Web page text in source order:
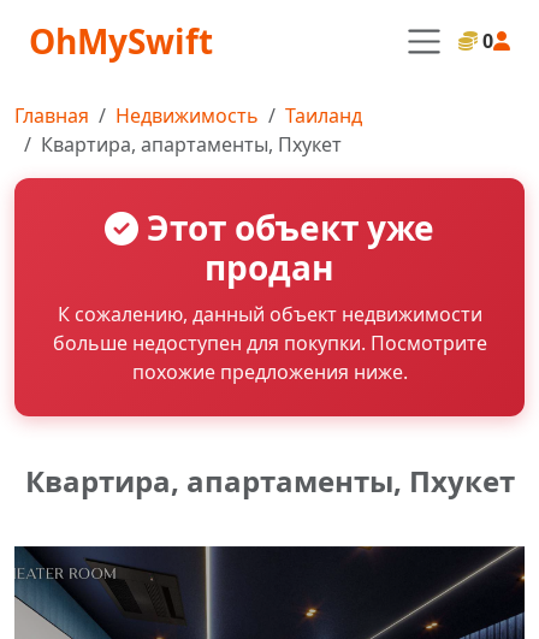
OhMySwift 0
Главная Недвижимость
Таиланд
Квартира, апартаменты, Пхукет
Этот объект уже
продан
К сожалению, данный объект недвижимости
больше недоступен для покупки. Посмотрите
похожие предложения ниже.
Квартира, апартаменты, Пхукет